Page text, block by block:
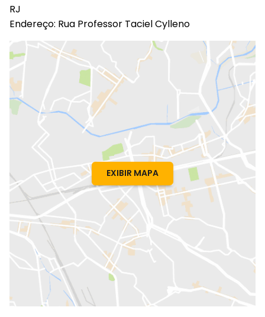
RJ
Endereço: Rua Professor Taciel Cylleno
EXIBIR MAPA